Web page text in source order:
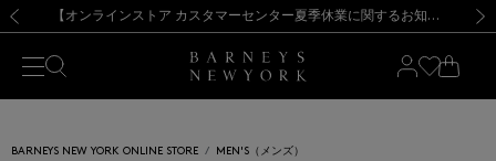
新規登録のお客様も対象！＜MY BARNEYS＞会員のお客様は11,000円（税込）以上のお買上げで常時送料無料！お買い物の際は会員登録を！
【夏季休業に伴う出荷一時停止のお知らせ】(2026.8.7) 【オンラインストア カスタマーセンター夏季休業に関するお知らせ】（2026.8.7）
【夏季休業に伴う返品・交換承り一時停止のお知らせ】（2026.8.5）
熊本県を中心とした地震の影響によるお荷物のお届けについて
【開催中】SUMMER SALEのご案内・ご注意事項 新規登録のお客様も対象！＜MY BARNEYS＞会員のお客様は11,000円（税込）以上のお買上げで常時送料無料！お買い物の際は会員登録を！
【夏季休業に伴う出荷一時停止のお知らせ】(2026.8.7)
BARNEYS NEW YORK ONLINE STORE
MEN'S（メンズ）